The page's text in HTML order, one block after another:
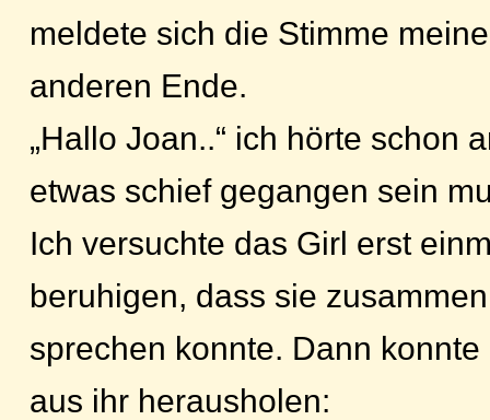
meldete sich die Stimme
anderen Ende.
„Hallo Joan..“ ich hörte schon
etwas schief gegangen sein
Ich versuchte das Girl erst
beruhigen, dass sie
sprechen konnte. Dann
aus ihr herausholen: